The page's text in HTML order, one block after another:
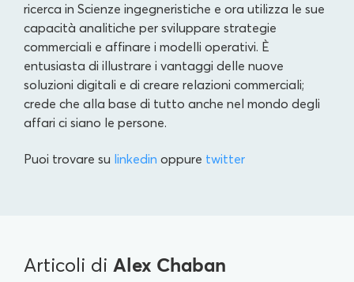
ricerca in Scienze ingegneristiche e ora utilizza le sue
capacità analitiche per sviluppare strategie
commerciali e affinare i modelli operativi. È
entusiasta di illustrare i vantaggi delle nuove
soluzioni digitali e di creare relazioni commerciali;
crede che alla base di tutto anche nel mondo degli
affari ci siano le persone.
Puoi trovare su linkedin oppure twitter
Articoli di Alex Chaban